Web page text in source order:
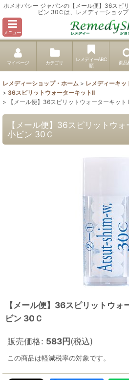
ホメオパシー ジャパンの【メール便】36スピ
ビン 30Ｃは、レメディーショップ
メニュー
マイページ カテゴリ
レメディーABC
順
商品
レメディーショップ・ホーム > レメディーキッ
> 36スピリットウォーターキットII
>
【メール便】36スピリットウォーターキット
【メール便】36スピリットウ
小ビン 30Ｃ
【メール便】36スピリットウォ
ビン 30Ｃ
販売価格: 583円(税込)
この商品は軽減税率の対象です。